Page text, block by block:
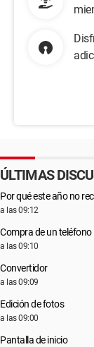
ÚLTIMAS
Por qué este año no
a las 09:12
Compra de un
a las 09:10
Convertidor
a las 09:09
Edición de fotos
a las 09:00
Pantalla de inicio